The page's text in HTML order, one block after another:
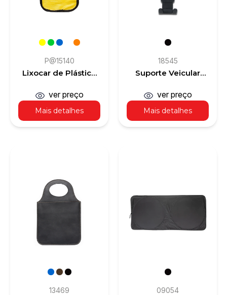
P@15140
Lixocar de Plástico
Mais detalhes
ver preço
18545
Suporte Veicular
Celular
Mais detalhes
ver preço
13469 09054